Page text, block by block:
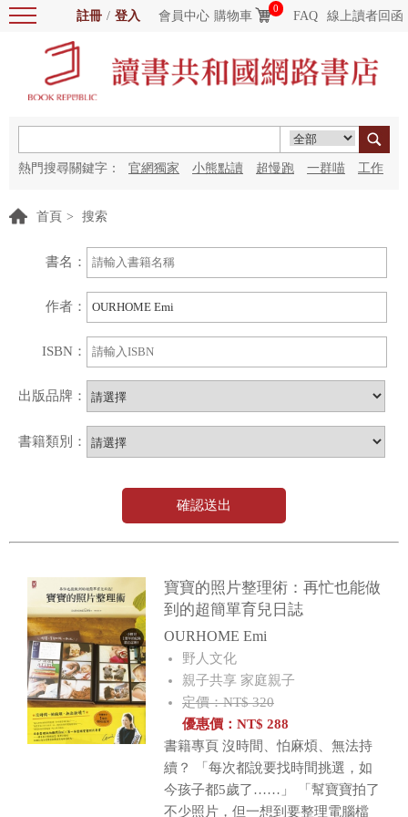
註冊 / 登入 會員中心 購物車
0
FAQ 線上讀者回函
熱門搜尋關鍵字： 官網獨家 小熊點讀 超慢跑 一群喵 工作
首頁 > 搜索
書名：
作者：
ISBN：
出版品牌：
書籍類別：
確認送出
寶寶的照片整理術：再忙也能做
到的超簡單育兒日誌
OURHOME Emi
野人文化
親子共享 家庭親子
定價：NT$ 320
優惠價： NT$ 288
書籍專頁 沒時間、怕麻煩、無法持
續？ 「每次都說要找時間挑選，如
今孩子都5歲了……」 「幫寶寶拍了
不少照片，但一想到要整理電腦檔